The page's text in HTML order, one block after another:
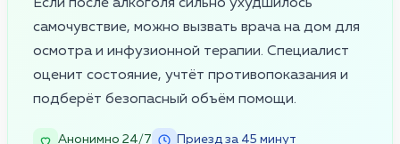
Если после алкоголя сильно ухудшилось
самочувствие, можно вызвать врача на дом для
осмотра и инфузионной терапии. Специалист
оценит состояние, учтёт противопоказания и
подберёт безопасный объём помощи.
Анонимно 24/7
Приезд за 45 минут